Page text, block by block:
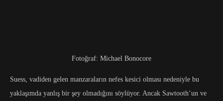
Fotoğraf: Michael Bonocore
Suess, vadiden gelen manzaraların nefes kesici olması nedeniyle bu
yaklaşımda yanlış bir şey olmadığını söylüyor. Ancak Sawtooth’un ve